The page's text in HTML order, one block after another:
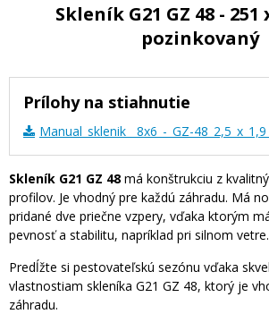
Skleník G21 GZ 48 - 251
pozinkovaný
Prílohy na stiahnutie
Manual_sklenik__8x6_-_GZ-
Skleník G21 GZ 48 má konštrukciu z
profilov. Je vhodný pre každú záhradu. Má
pridané dve priečne vzpery, vďaka ktorým
pevnosť a stabilitu, napríklad pri silnom vetre.
Predĺžte si pestovateľskú sezónu vďaka
vlastnostiam skleníka G21 GZ 48, ktorý je
záhradu.